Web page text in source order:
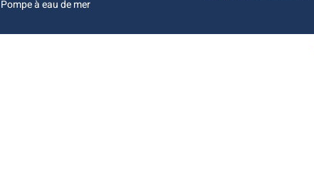
Pompe à eau de mer